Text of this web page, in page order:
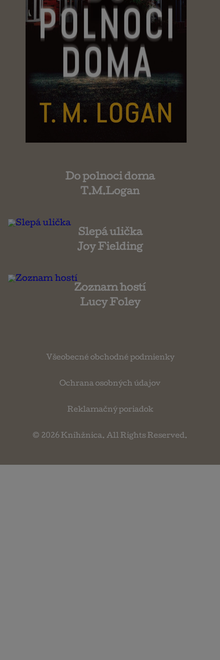
Do polnoci doma
T.M.Logan
Slepá ulička
Joy Fielding
Zoznam hostí
Lucy Foley
Všeobecné obchodné podmienky
Ochrana osobných údajov
Reklamačný poriadok
© 2026 Knihžnica. All Rights Reserved.